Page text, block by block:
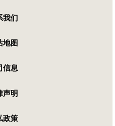
我们
地图
信息
声明
政策